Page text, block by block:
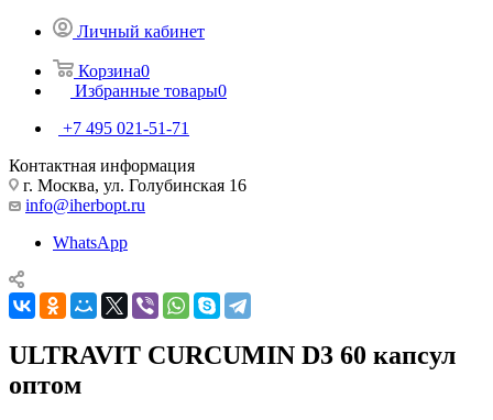
Личный кабинет
Корзина0
Избранные товары0
+7 495 021-51-71
Контактная информация
г. Москва, ул. Голубинская 16
info@iherbopt.ru
WhatsApp
ULTRAVIT CURCUMIN D3 60 капсул
оптом